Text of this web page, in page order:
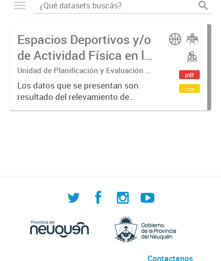
Espacios Deportivos y/o
de Actividad Física en la
provincia del Neuquén
Unidad de Planificación y Evaluación de
Políticas Sociales (UPEPS).
Observatorio de Deportes, Actividad
Física y Cultura (ODAFyC).
Los datos que se presentan son
resultado del relevamiento de
instalaciones deportivas y/o de
pdf
csv
Contactanos